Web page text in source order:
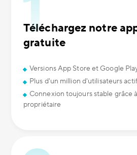
Téléchargez notre
gratuite
Versions App Store et Google
Plus d'un million d'utilisateurs
Connexion toujours stable grâce
propriétaire